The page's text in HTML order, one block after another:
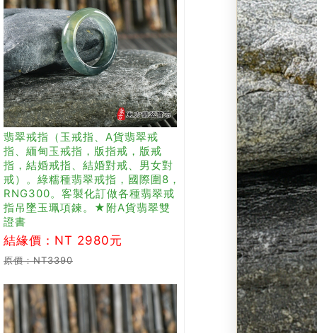
翡翠戒指（玉戒指、A貨翡翠戒
指、緬甸玉戒指，版指戒，版戒
指，結婚戒指、結婚對戒、男女對
戒）。綠糯種翡翠戒指，國際圍8，
RNG300。客製化訂做各種翡翠戒
指吊墜玉珮項鍊。★附A貨翡翠雙
證書
結緣價：NT 2980元
原價：NT3390